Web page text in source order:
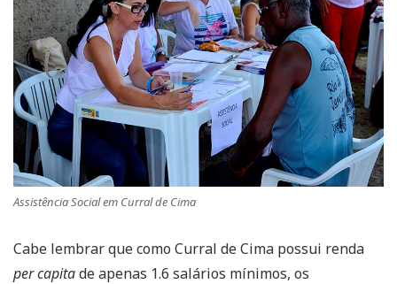
Assistência Social em Curral de Cima
Cabe lembrar que como Curral de Cima possui renda
per capitade apenas 1.6 salários mínimos, os